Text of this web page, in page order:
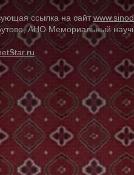
ссылка на сайт
АНО Мемориальный